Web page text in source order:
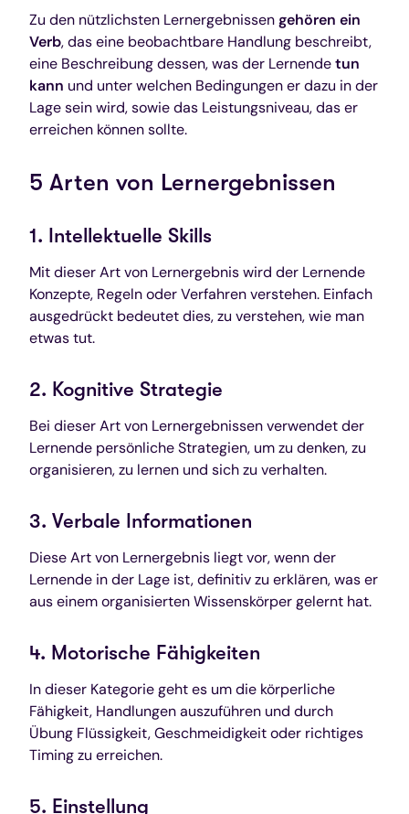
Zu den nützlichsten Lernergebnissengehören ein
Verb, das eine beobachtbare Handlung beschreibt,
eine Beschreibung dessen, was der Lernendetun
kann und unter welchen Bedingungen er dazu in der
Lage sein wird, sowie das Leistungsniveau, das er
erreichen können sollte.
5 Arten von Lernergebnissen
1. Intellektuelle Skills
Mit dieser Art von Lernergebnis wird der Lernende
Konzepte, Regeln oder Verfahren verstehen. Einfach
ausgedrückt bedeutet dies, zu verstehen, wie man
etwas tut.
2. Kognitive Strategie
Bei dieser Art von Lernergebnissen verwendet der
Lernende persönliche Strategien, um zu denken, zu
organisieren, zu lernen und sich zu verhalten.
3. Verbale Informationen
Diese Art von Lernergebnis liegt vor, wenn der
Lernende in der Lage ist, definitiv zu erklären, was er
aus einem organisierten Wissenskörper gelernt hat.
4. Motorische Fähigkeiten
In dieser Kategorie geht es um die körperliche
Fähigkeit, Handlungen auszuführen und durch
Übung Flüssigkeit, Geschmeidigkeit oder richtiges
Timing zu erreichen.
5. Einstellung